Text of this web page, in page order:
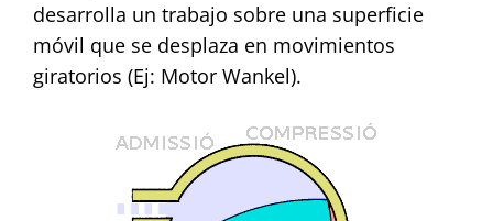
desarrolla un trabajo sobre una superficie
móvil que se desplaza en movimientos
giratorios (Ej: Motor Wankel).